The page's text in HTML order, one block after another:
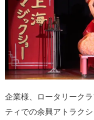
企業様、ロータリーク
ティでの余興アトラク